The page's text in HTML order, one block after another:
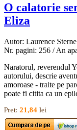
O calatorie
Eliza
Autor: Laurence Sterne
Nr. pagini: 256 / An
Naratorul, reverendul
autorului, descrie
amoroase - traite pe
poate fi citita ca un
Pret: 21,84 lei